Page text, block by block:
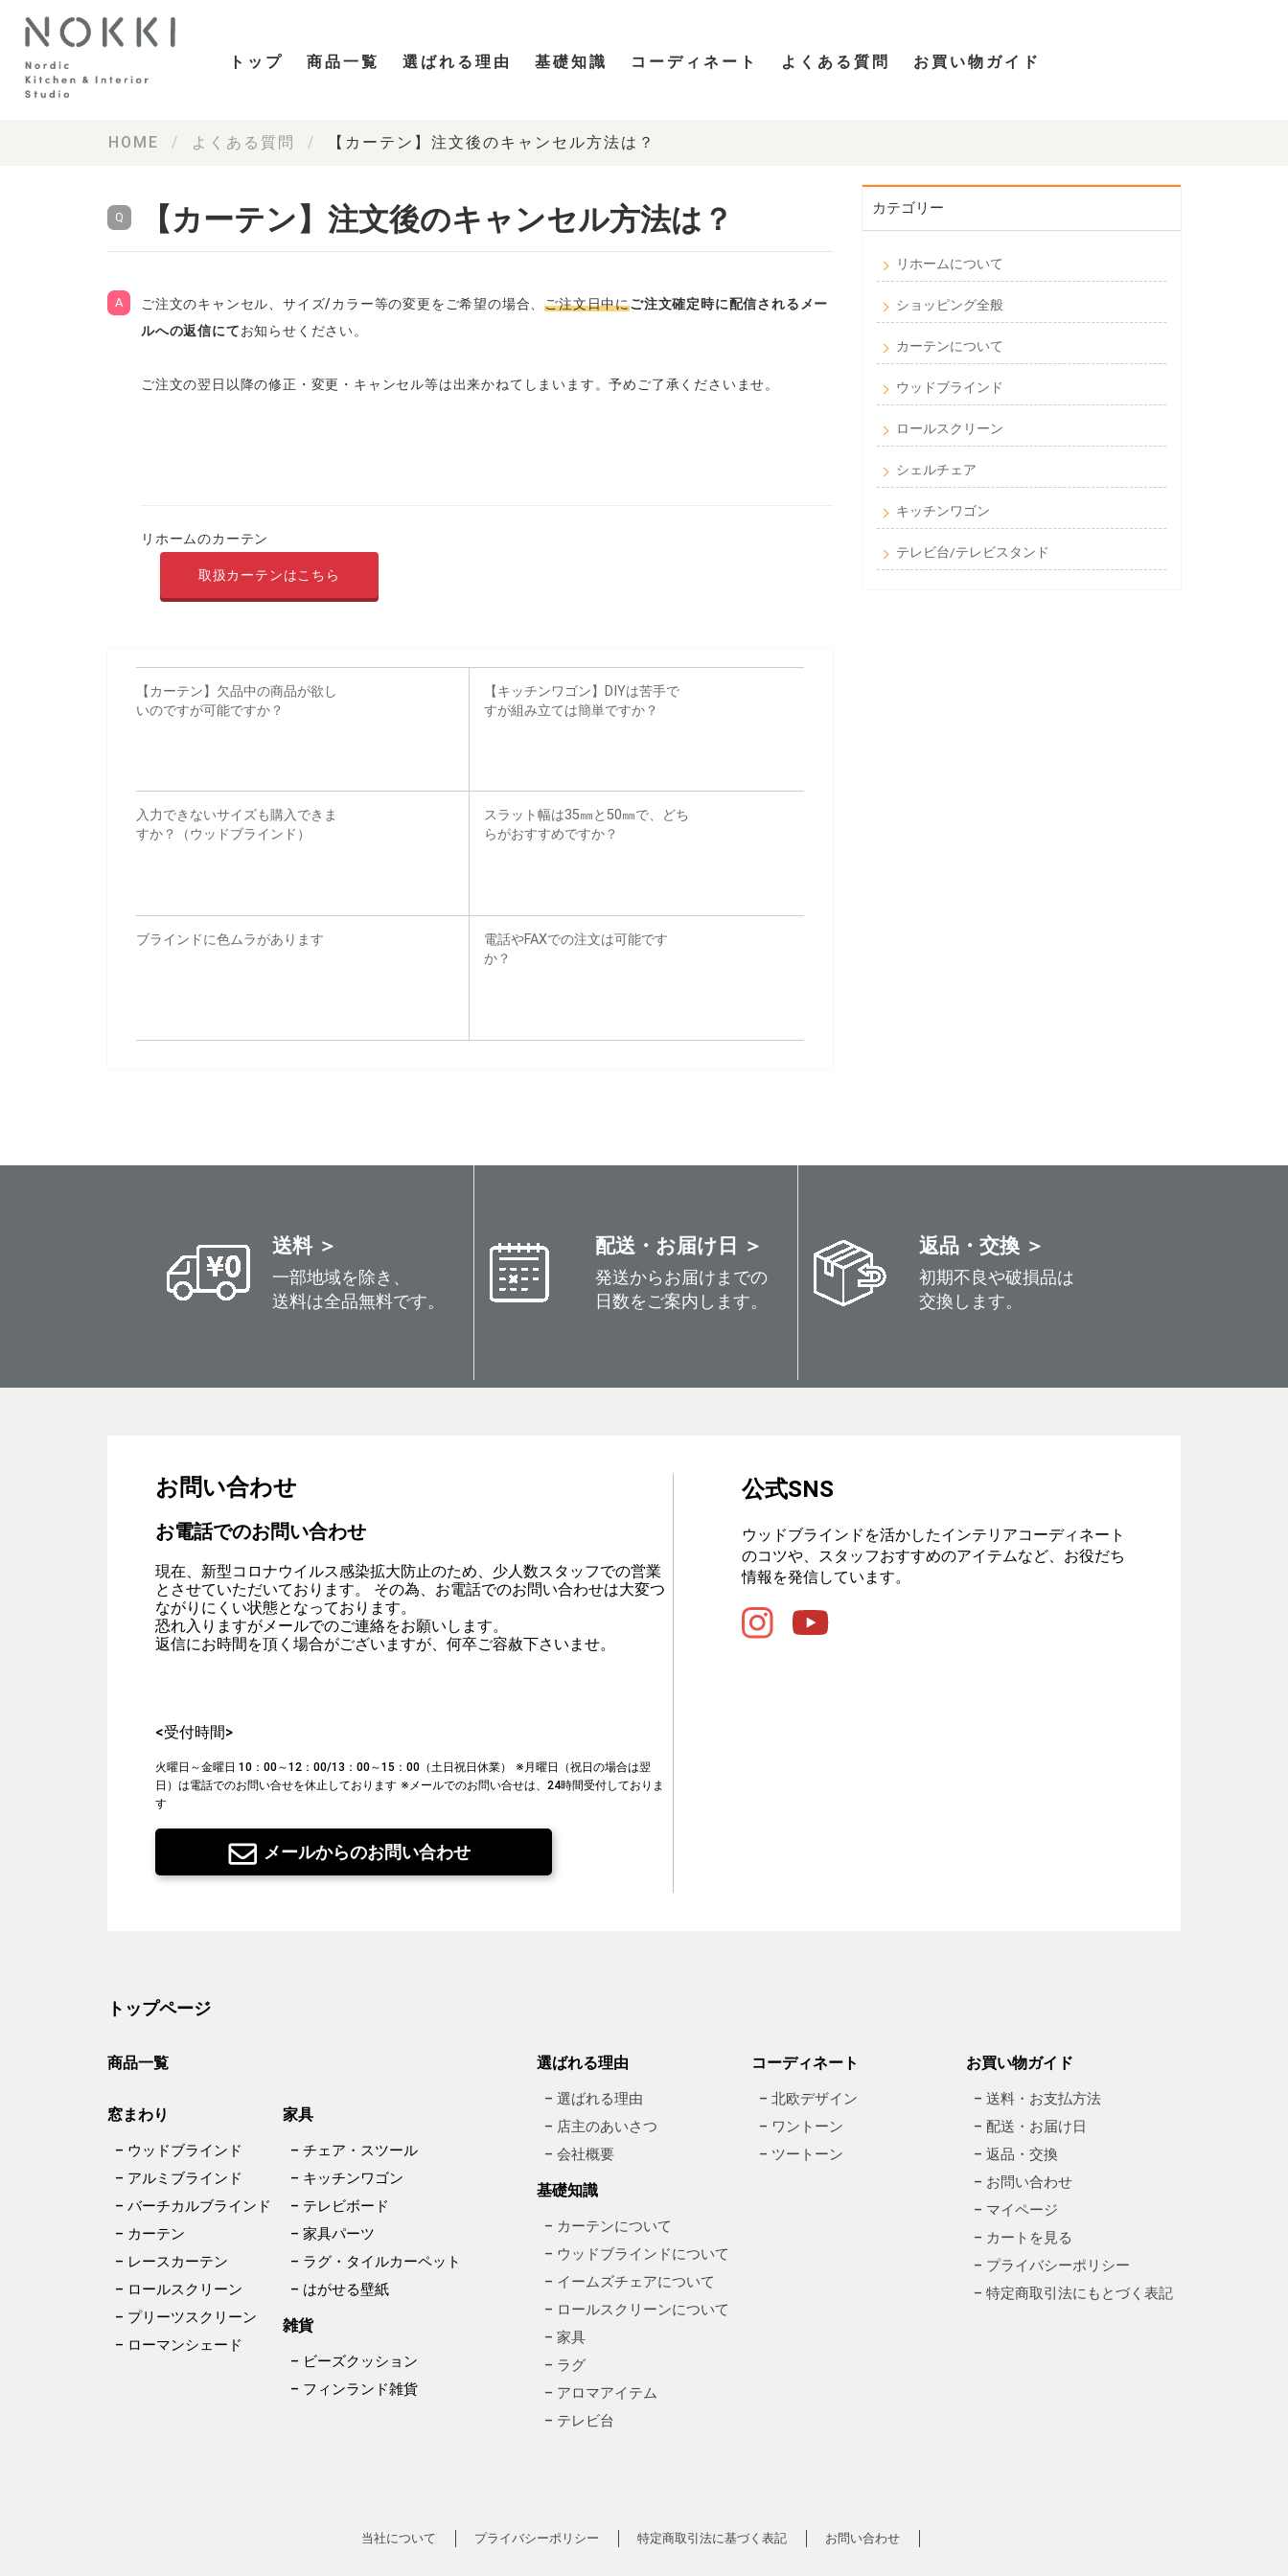
トップ 商品一覧 選ばれる理由 基礎知識 コーディネート よくある質問 お買い物ガイド
HOME よくある質問 【カーテン】注文後のキャンセル方法は？
【カーテン】注文後のキャンセル方法は？
ご注文のキャンセル、サイズ/カラー等の変更をご希望の場合、ご注文日中にご注文確定時に配信されるメー
ルへの返信にてお知らせください。
ご注文の翌日以降の修正・変更・キャンセル等は出来かねてしまいます。予めご了承くださいませ。
リホームのカーテン
取扱カーテンはこちら
【カーテン】欠品中の商品が欲し
いのですが可能ですか？
【キッチンワゴン】DIYは苦手で
すが組み立ては簡単ですか？
入力できないサイズも購入できま
すか？（ウッドブラインド）
スラット幅は35㎜と50㎜で、どち
らがおすすめですか？
ブラインドに色ムラがあります
電話やFAXでの注文は可能です
か？
カテゴリー
リホームについて
ショッピング全般
カーテンについて
ウッドブラインド
ロールスクリーン
シェルチェア
キッチンワゴン
テレビ台/テレビスタンド
送料 ＞
一部地域を除き、
送料は全品無料です。
配送・お届け日 ＞
発送からお届けまでの
日数をご案内します。
返品・交換 ＞
初期不良や破損品は
交換します。
お問い合わせ
お電話でのお問い合わせ
現在、新型コロナウイルス感染拡大防止のため、少人数スタッフでの営業
とさせていただいております。 その為、お電話でのお問い合わせは大変つ
ながりにくい状態となっております。
恐れ入りますがメールでのご連絡をお願いします。
返信にお時間を頂く場合がございますが、何卒ご容赦下さいませ。
<受付時間>
火曜日～金曜日 10：00～12：00/13：00～15：00（土日祝日休業）
※月曜日（祝日の場合は翌
日）は電話でのお問い合せを休止しております ※メールでのお問い合せは、24時間受付しておりま
す
メールからのお問い合わせ
公式SNS
ウッドブラインドを活かしたインテリアコーディネート
のコツや、スタッフおすすめのアイテムなど、お役だち
情報を発信しています。
トップページ
商品一覧
窓まわり
– ウッドブラインド
– アルミブラインド
– バーチカルブラインド
– カーテン
– レースカーテン
– ロールスクリーン
– プリーツスクリーン
– ローマンシェード
家具
– チェア・スツール
– キッチンワゴン
– テレビボード
– 家具パーツ
– ラグ・タイルカーペット
– はがせる壁紙
雑貨
– ビーズクッション
– フィンランド雑貨
選ばれる理由
– 選ばれる理由
– 店主のあいさつ
– 会社概要
基礎知識
– カーテンについて
– ウッドブラインドについて
– イームズチェアについて
– ロールスクリーンについて
– 家具
– ラグ
– アロマアイテム
– テレビ台
コーディネート
– 北欧デザイン
– ワントーン
– ツートーン
お買い物ガイド
– 送料・お支払方法
– 配送・お届け日
– 返品・交換
– お問い合わせ
– マイページ
– カートを見る
– プライバシーポリシー
– 特定商取引法にもとづく表記
当社について プライバシーポリシー 特定商取引法に基づく表記 お問い合わせ